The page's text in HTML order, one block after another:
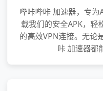
哔咔哔咔 加速器，专
载我们的安全APK，
的高效VPN连接。无论
咔 加速器都